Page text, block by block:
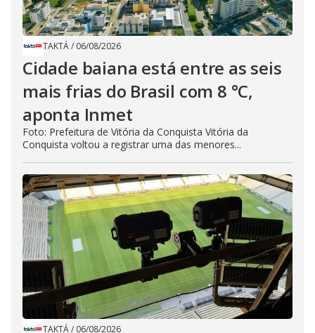
TAKTÁ/ 06/08/2026
Cidade baiana está entre as seis
mais frias do Brasil com 8 °C,
aponta Inmet
Foto: Prefeitura de Vitória da Conquista Vitória da
Conquista voltou a registrar uma das menores...
TAKTÁ/ 06/08/2026